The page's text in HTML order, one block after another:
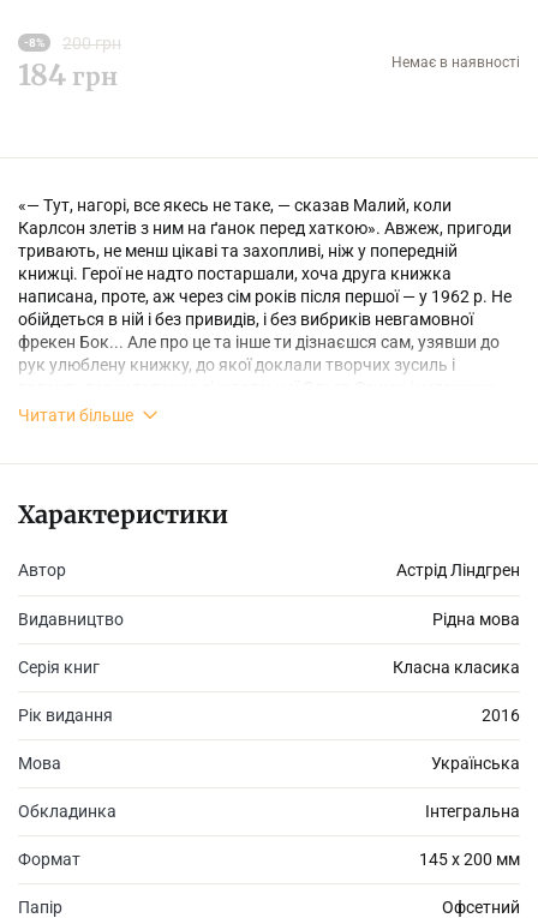
-8% 200 грн
184 грн Немає в наявності
«— Тут, нагорі, все якесь не таке, — сказав Малий, коли
Карлсон злетів з ним на ґанок перед хаткою». Авжеж, пригоди
тривають, не менш цікаві та захопливі, ніж у попередній
книжці. Герої не надто постаршали, хоча друга книжка
написана, проте, аж через сім років після першої — у 1962 р. Не
обійдеться в ній і без привидів, і без вибриків невгамовної
фрекен Бок... Але про це та інше ти дізнаєшся сам, узявши до
рук улюблену книжку, до якої доклали творчих зусиль і
Арсен Джанік’ян.
Читати більше
Характеристики
Автор Астрід Ліндгрен
Видавництво Рідна мова
Серія книг Класна класика
Рік видання 2016
Мова Українська
Обкладинка Інтегральна
Формат 145 х 200 мм
Папір Офсетний